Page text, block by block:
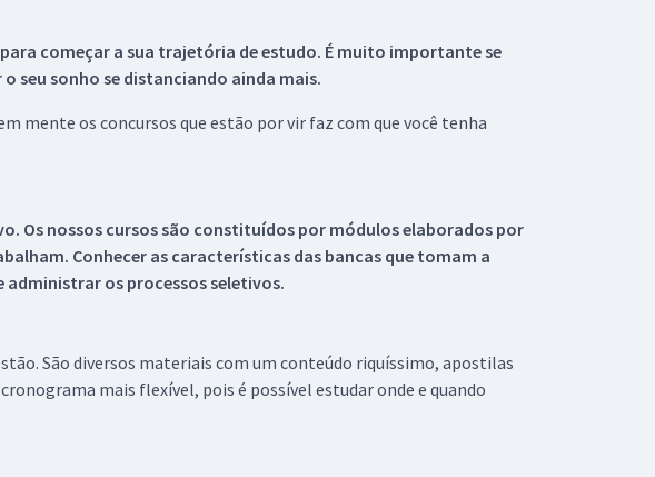
começar a sua trajetória de estudo. É muito importante se
seu sonho se distanciando ainda mais.
mente os concursos que estão por vir faz com que você tenha
Os nossos cursos são constituídos por módulos elaborados por
Conhecer as características das bancas que tomam a
os processos seletivos.
São diversos materiais com um conteúdo riquíssimo, apostilas
mais flexível, pois é possível estudar onde e quando